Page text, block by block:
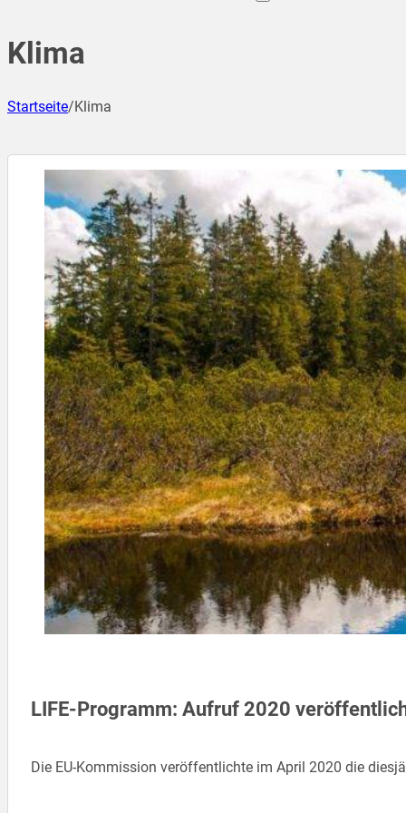
Klima
Startseite/Klima
LIFE-Programm: Aufruf 2020
Die EU-Kommission veröffentlichte im April 2020 die